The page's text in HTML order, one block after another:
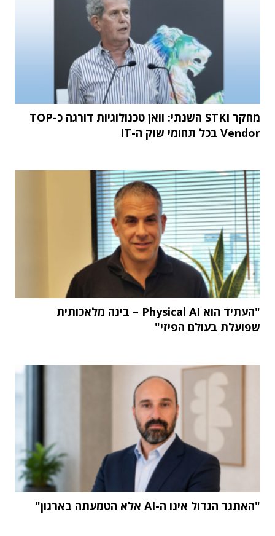
מחקר STKI השנתי: וואן טכנולוגיות דורגה כ-TOP
Vendor בכל תחומי שוק ה-IT
"העתיד הוא Physical AI – בינה מלאכותית
שפועלת בעולם הפיזי"
"האתגר הגדול אינו ה-AI אלא הטמעתה בארגון"